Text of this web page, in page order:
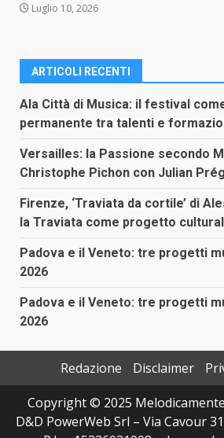
Luglio 10, 2026
ARTICOLI RECENTI
Ala Città di Musica: il festival
permanente tra talenti e
Versailles: la Passione secondo
Christophe Pichon con Julian
Firenze, ‘Traviata da cortile’ di
la Traviata come progetto
Padova e il Veneto: tre progetti
2026
Padova e il Veneto: tre progetti
2026
Redazione Disclaimer
Copyright © 2025
D&D PowerWeb Srl – Via Cavour